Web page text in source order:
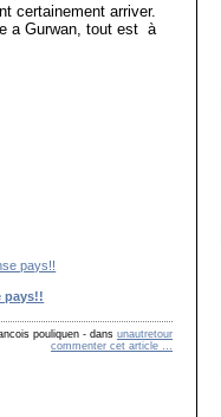
certainement arriver.
a Gurwan, tout est à
pays!!
pouliquen - dansunautretour
commenter cet article